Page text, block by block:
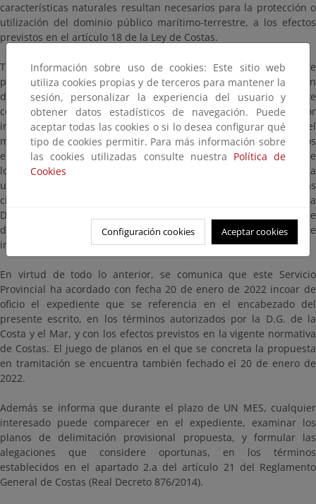
características naturales resultan necesarios para la protección o
utilización del dominio público marítimo-terrestre, a los efectos
previstos en el artículo 18 de la Ley de Costas.
Tras lo anterior, el Servicio Provincial de Cotas de Alicante
procedió a efectuar una nueva propuesta de delimitación. En
dicha propuesta, la delimitación del DPMT coincide igualmente
con la delimitación de la ZMT ya aprobada en 1982, por
imperativo legal, ratificándose la diferenciación de la ribera del
mar por el cantil del muelle en idénticos términos a los aprobados
en 2015, y proponiendo además la declaración de una porción de
los terrenos de DPMT como innecesarios para la protección o la
utilización del dominio público en cumplimiento de las sentencias
citadas. Esta propuesta ha sido aceptada por resolución de la
Dirección General de la Costa y el Mar de fecha 21 de septiembre
de 2021, autorizándose la incoación del presente procedimiento e
indicando los términos para su tramitación.
En virtud de todo lo anterior, se comunica que este Servicio
Provincial ha acordado con fecha 20 de enero de 2022 incoar de
oficio el expediente que se referencia en el encabezado del
presente escrito, en los términos autorizados por la D.G. de la
Costa y el Mar, y con los efectos previstos en la vigente normativa
de Costas. El juego de planos en el que se concreta la propuesta
en tramitación se encuentra también fechado el 20 de enero de
2022.
Además se informa que durante el plazo de UN MES, cualquier
interesado puede comparecer en el expediente, examinar los
planos de delimitación provisional propuesta, y formular las
alegaciones que considere oportunas, en los términos
establecidos en el apartado 2.a del artículo 21 del Reglamento
General de Costas (Real Decreto 876/2014).
Información sobre uso de cookies: Este sitio web
utiliza cookies propias y de terceros para mantener la
sesión, personalizar la experiencia del usuario y
obtener datos estadísticos de navegación. Puede
aceptar todas las cookies o si lo desea configurar qué
tipo de cookies permitir. Para más información sobre
las cookies utilizadas consulte nuestra Política de
Cookies
Configuración cookies Aceptar cookies